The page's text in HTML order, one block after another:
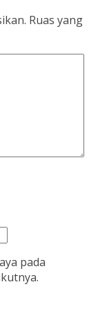
Ruas yang
pada